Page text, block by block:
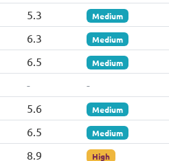
5.3 Medium
6.3 Medium
6.5 Medium
- -
5.6 Medium
6.5 Medium
8.9 High